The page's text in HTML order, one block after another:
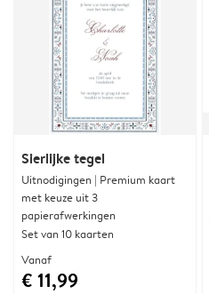
Sierlijke tegel
Uitnodigingen | Premium kaart
met keuze uit 3
papierafwerkingen
Set van 10 kaarten
Vanaf
€ 11,99